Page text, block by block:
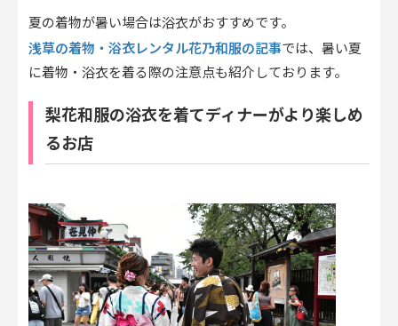
夏の着物が暑い場合は浴衣がおすすめです。
浅草の着物・浴衣レンタル花乃和服の記事では、暑い夏
に着物・浴衣を着る際の注意点も紹介しております。
梨花和服の浴衣を着てディナーがより楽しめ
るお店